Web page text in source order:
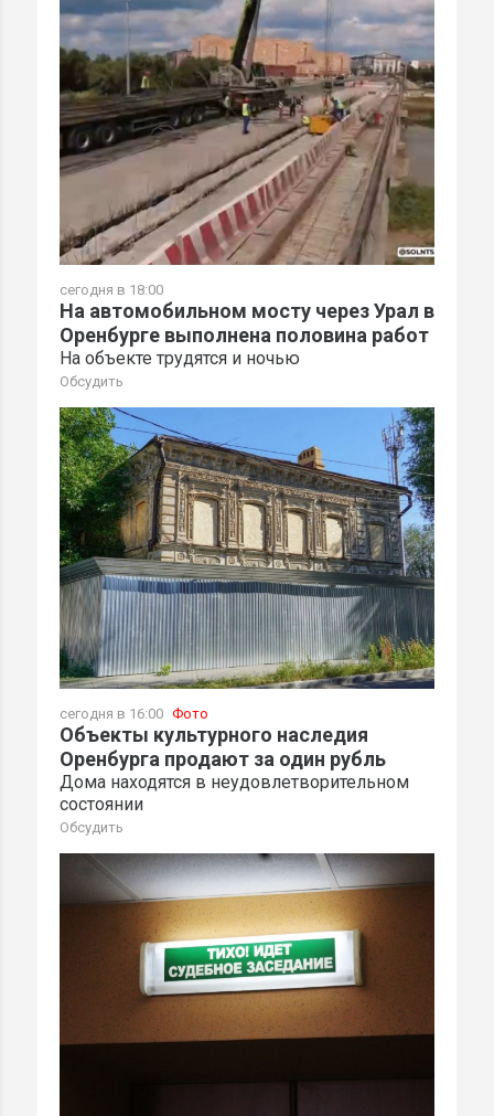
сегодня в 18:00
На автомобильном мосту через Урал в
Оренбурге выполнена половина работ
На объекте трудятся и ночью
Обсудить
сегодня в 16:00 Фото
Объекты культурного наследия
Оренбурга продают за один рубль
Дома находятся в неудовлетворительном
состоянии
Обсудить